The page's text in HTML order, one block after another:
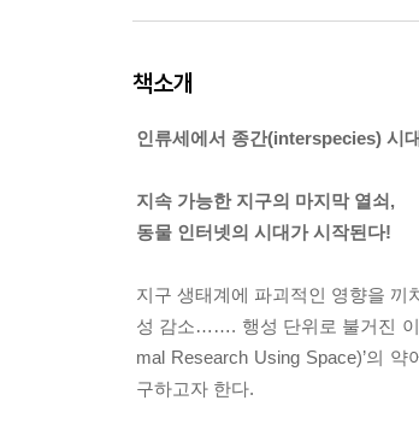
책소개
인류세에서 종간(interspecies) 시
지속 가능한 지구의 마지막 열쇠,
동물 인터넷의 시대가 시작된다!
지구 생태계에 파괴적인 영향을 끼
성 감소……. 행성 단위로 불거진 이
mal Research Using Space)’의
구하고자 한다.